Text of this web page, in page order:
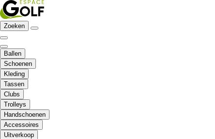
Zoeken
Ballen
Schoenen
Kleding
Tassen
Clubs
Trolleys
Handschoenen
Accessoires
Uitverkoop